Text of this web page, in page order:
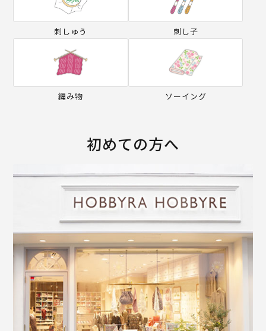
刺しゅう 刺し子
編み物 ソーイング
初めての方へ